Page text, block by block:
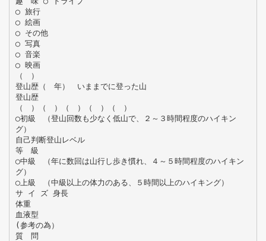
◯ 旅行
◯ 絵画
◯ その他
◯ 写真
◯ 音楽
◯ 映画
（ ）
登山歴（ 年） いままでに登った山
登山歴
（ ）（ ）（ ）（ ）（ ）
◯初級 （登山回数も少なく低山で、２～３時間程度のハイキン
グ）
自己判断登山レベル
等 級
◯中級 （年に数回は山行し歩き慣れ、４～５時間程度のハイキン
グ）
◯上級 （中級以上の体力のある、５時間以上のハイキング）
サ イ ズ 身長
体重
血液型
(参考の為）
質 問